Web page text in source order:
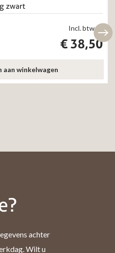
zwart
Incl. btw
€ 38,50
aan winkelwagen
achter
Wilt u